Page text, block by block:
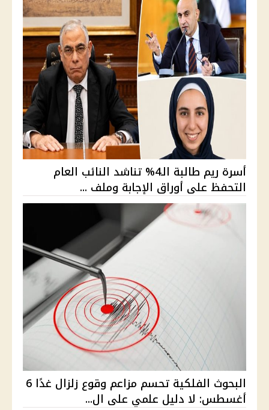
أسرة ريم طالبة الـ4% تناشد النائب العام
التحفظ على أوراق الإجابة وملف ...
البحوث الفلكية تحسم مزاعم وقوع زلزال غدًا 6
أغسطس: لا دليل علمي على ال...